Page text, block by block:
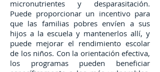
micronutrientes y desparasitación.
Puede proporcionar un incentivo para
que las familias pobres envíen a sus
hijos a la escuela y mantenerlos allí, y
puede mejorar el rendimiento escolar
de los niños. Con la orientación efectiva,
los programas pueden beneficiar